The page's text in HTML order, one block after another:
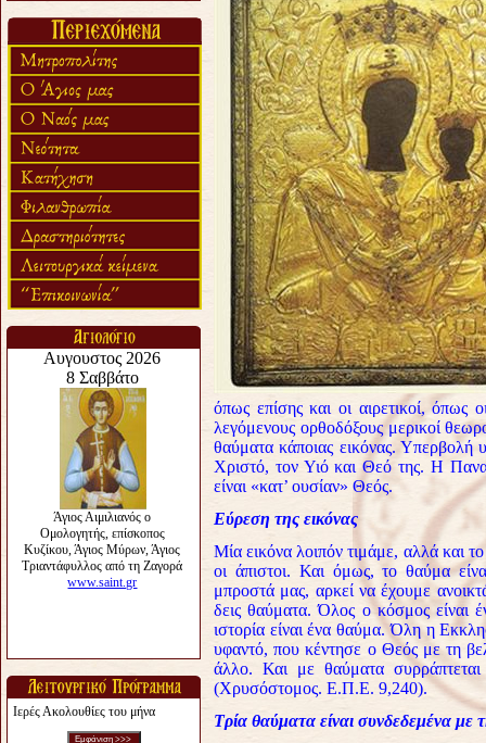
«πολύ αργά».
Ζητείται....
Ιερές Ακολουθίες του μήνα
όπως επίσης και οι αιρετικοί, όπως
λεγόμενους ορθοδόξους μερικοί
θαύματα κάποιας εικόνας. Υπερβολή
Χριστό, τον Υιό και Θεό της. Η
είναι «κατ’ ουσίαν» Θεός.
Εύρεση της εικόνας
Μία εικόνα λοιπόν τιμάμε, αλλά και
οι άπιστοι. Και όμως, το θαύμα
μπροστά μας, αρκεί να έχουμε
δεις θαύματα. Όλος ο κόσμος
ιστορία είναι ένα θαύμα. Όλη η
υφαντό, που κέντησε ο Θεός με τη
άλλο. Και με θαύματα
(Χρυσόστο­μος. Ε.Π.Ε. 9,240).
Τρία θαύματα είναι συνδεδεμένα με